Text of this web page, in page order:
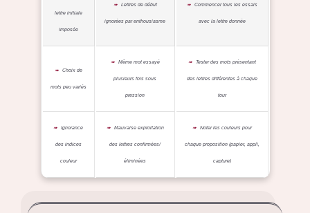
lettre initiale
imposée
Lettres de début
ignorées par enthousiasme
Commencer tous les essais
avec la lettre donnée
Choix de
mots peu variés
Même mot essayé
plusieurs fois sous
pression
Tester des mots présentant
des lettres différentes à chaque
tour
Ignorance
des indices
couleur
Mauvaise exploitation
des lettres confirmées/
éliminées
Noter les couleurs pour
chaque proposition (papier, appli,
capture)